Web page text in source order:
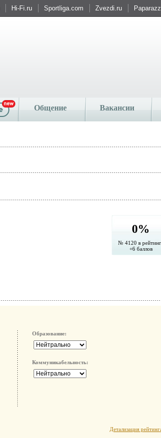
Hi-Fi.ru Sportliga.com Zvezdi.ru
Общение Вакансии
0%
№ 4120 в
+6 баллов
Образование:
Коммуникабельность:
Детализация